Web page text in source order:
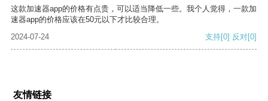
这款加速器app的价格有点贵，可以适当降低一些。我个人觉得，一款加
速器app的价格应该在50元以下才比较合理。
2024-07-24
支持[0] 反对[0]
友情链接